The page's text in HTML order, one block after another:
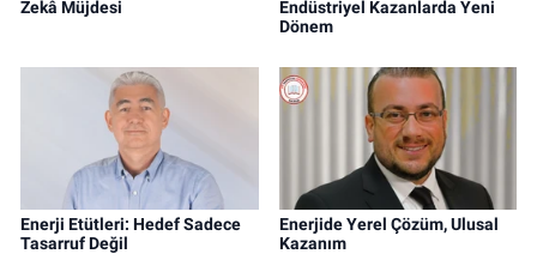
Zekâ Müjdesi
Endüstriyel Kazanlarda Yeni
Dönem
Enerji Etütleri: Hedef Sadece
Tasarruf Değil
Enerjide Yerel Çözüm, Ulusal
Kazanım